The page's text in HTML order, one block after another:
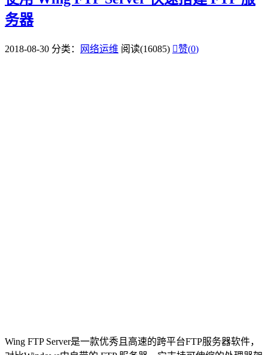
务器
2018-08-30 分类： 网络运维 阅读(16085) 赞(0)
Wing FTP Server是一款优秀且高速的跨平台FTP服务器软件，